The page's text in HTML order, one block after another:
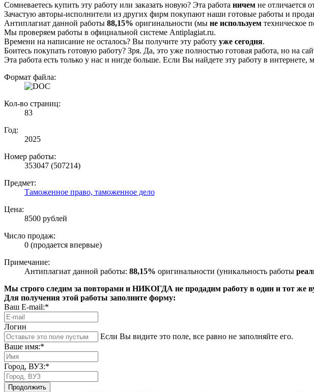
Сомневаетесь купить эту работу или заказать новую? Эта работа ничем не отличается
Зачастую авторы-исполнители из других фирм покупают наши готовые работы и
Антиплагиат данной работы 88,15% оригинальности (мы не используем техническое
Мы проверяем работы в официальной системе Аntiplagiat.ru.
Времени на написание не осталось? Вы получите эту работу уже сегодня.
Боитесь покупать готовую работу? Зря. Да, это уже полностью готовая работа, но на
Эта работа есть только у нас и нигде больше. Если Вы найдете эту работу в
Формат файла:
Кол-во страниц:
83
Год:
2025
Номер работы:
353047 (507214)
Предмет:
Таможенное право, таможенное дело
Цена:
8500 рублей
Число продаж:
0 (продается впервые)
Примечание:
Антиплагиат данной работы: 88,15% оригинальности (уникальность работы
Мы строго следим за повторами и НИКОГДА не продадим работу в один и тот же
Для получения этой работы заполните форму:
Ваш E-mail:*
Логин
Если Вы видите это поле, все равно не заполняйте его.
Ваше имя:*
Город, ВУЗ:*
Продолжить